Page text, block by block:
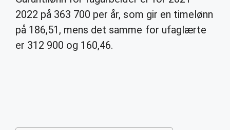
2022 på 363 700 per år, som gir en timelønn
på 186,51, mens det samme for ufaglærte
er 312 900 og 160,46.